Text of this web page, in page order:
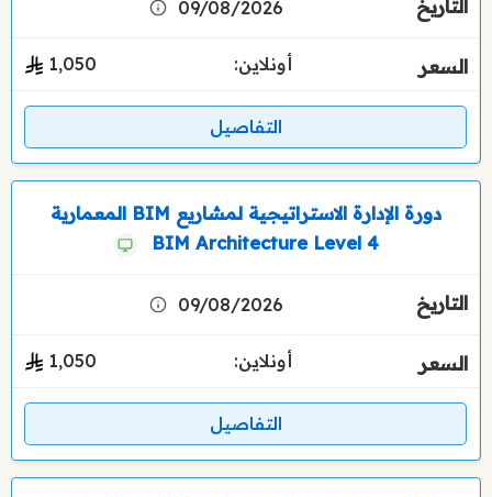
09/08/2026
أونلاين: 1٬050
التفاصيل
دورة الإدارة الاستراتيجية لمشاريع BIM المعمارية
BIM Architecture Level 4
09/08/2026
أونلاين: 1٬050
التفاصيل